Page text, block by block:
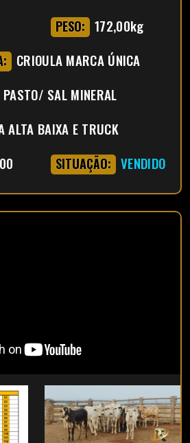
PESO: 172,00kg
CRIOULA MARCA ÚNICA
PASTO/ SAL MINERAL
ALTA BAIXA E TRUCK
SITUAÇÃO: VENDIDO